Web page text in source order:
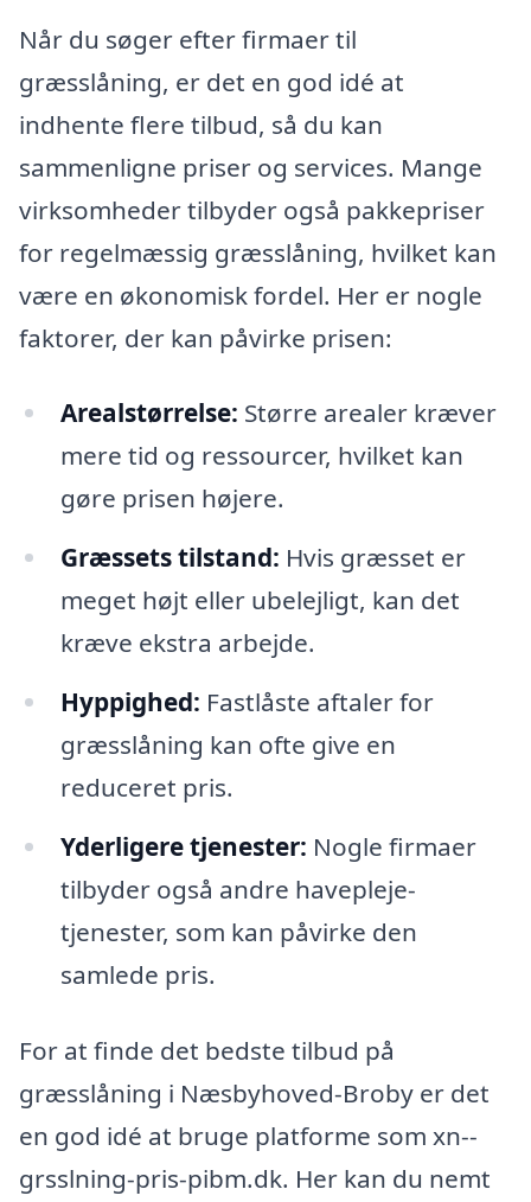
Når du søger efter firmaer til
græsslåning, er det en god idé at
indhente flere tilbud, så du kan
sammenligne priser og services. Mange
virksomheder tilbyder også pakkepriser
for regelmæssig græsslåning, hvilket kan
være en økonomisk fordel. Her er nogle
faktorer, der kan påvirke prisen:
Arealstørrelse: Større arealer kræver
mere tid og ressourcer, hvilket kan
gøre prisen højere.
Græssets tilstand: Hvis græsset er
meget højt eller ubelejligt, kan det
kræve ekstra arbejde.
Hyppighed: Fastlåste aftaler for
græsslåning kan ofte give en
reduceret pris.
Yderligere tjenester: Nogle firmaer
tilbyder også andre havepleje-
tjenester, som kan påvirke den
samlede pris.
For at finde det bedste tilbud på
græsslåning i Næsbyhoved-Broby er det
en god idé at bruge platforme som xn--
grsslning-pris-pibm.dk. Her kan du nemt